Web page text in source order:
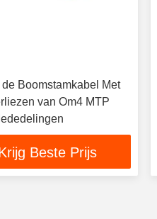
de Boomstamkabel Met
van Om4 MTP
Beste Prijs